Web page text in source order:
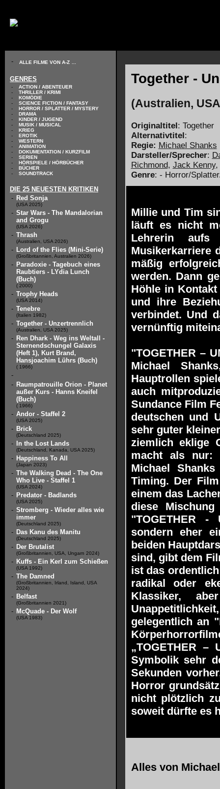
- ALLE FILME VON A-Z
GENRES
-
-
-
-
-
-
-
-
-
-
-
-
-
-
-
-
-
ACTION / ABENTEUER
THRILLER / KRIMI
KOMÖDIE
SCIENCE FICTION / FANTASY
HORROR / SPLATTER / MYSTERY
DRAMA
KINDER / JUGEND
MUSIK / MUSICAL
KRIEG
EROTIK
WESTERN
ANIMATION
DOKUMENTATION / KURZFILM
SERIEN
HÖRSPIELE / HÖRBÜCHER
BÜCHER
SOUNDTRACK
DIE 25 NEUESTEN KRITIKEN
- Red Sonja
(USA 2025)
- Star Wars - The Mandalorian
and Grogu
(USA 2026)
- Thrash
(Australien, USA 2026)
- Lord of the Flies (Mini-Serie)
(Großbritannien, Australien 2026)
- Paradoxie - Tagebuch eines
Raubtiers - LYdia Lunch
(Buch)
( 2000)
- Trophy Heads
(USA 2014)
- Tenebre
(Italien 1982)
- Together - Unzertrennlich
(Australien, USA 2025)
- Ren Dhark - Weg ins Weltall -
Sternendschungel Galaxis
(Heft 1), Kurt Brand,
Hansjoachim Lührs (Buch)
( 1966)
-
- Raumpatrouille Orion - Planet
außer Kurs - Hanns Kneifel
(Buch)
( 1966)
- Andor - Staffel 2
(USA 2025)
- Brick
(Deutschland 2025)
- In the Lost Lands
(Deutschland, Kanada, USA 2025)
- Happiness To All
(Japan 2023)
- The Walking Dead - The One
Who Live - Staffel 1
(USA 2024)
- Predator - Badlands
(USA 2025)
- Stromberg - Wieder alles wie
immer
(Deutschland 2025)
- Das Kanu des Manitu
(Deutschland 2025)
- Der Brutalist
(Großbritannien, USA, Ungarn 2024)
- Kuffs - Ein Kerl zum Schießen
(USA 1992)
- The Damned
(Großbritannien, Irland, Island, USA
2024)
- Belfast
(Großbritannien 2021)
- McQuade - Der Wolf
(USA 1983)
Together -
(Australien,
Originaltitel : Together
Alternativtitel :
Regie: Michael Shanks
Darsteller/Sprecher:
Richmond, Jack Kenny,
Genre: - Horror/
Millie und Tim
läuft es nicht
Lehrerin
Musikerkarriere
mäßig
werden. Dann
Höhle in
und ihre
verbindet. Und
vernünftig
"TOGETHER –
Michael
Hauptrollen
auch
Sundance Film
deutschen und
sehr guter
ziemlich eklige
macht als nur:
Michael
Timing. Der
einem das
diese
"TOGETHER -
sondern eher
beiden
sind, gibt dem
ist das
radikal oder
Klassiker,
gelegentlich an
„TOGETHER –
Symbolik sehr
Sekunden
Horror
nicht plötzlich
soweit dürfte es
Alles von